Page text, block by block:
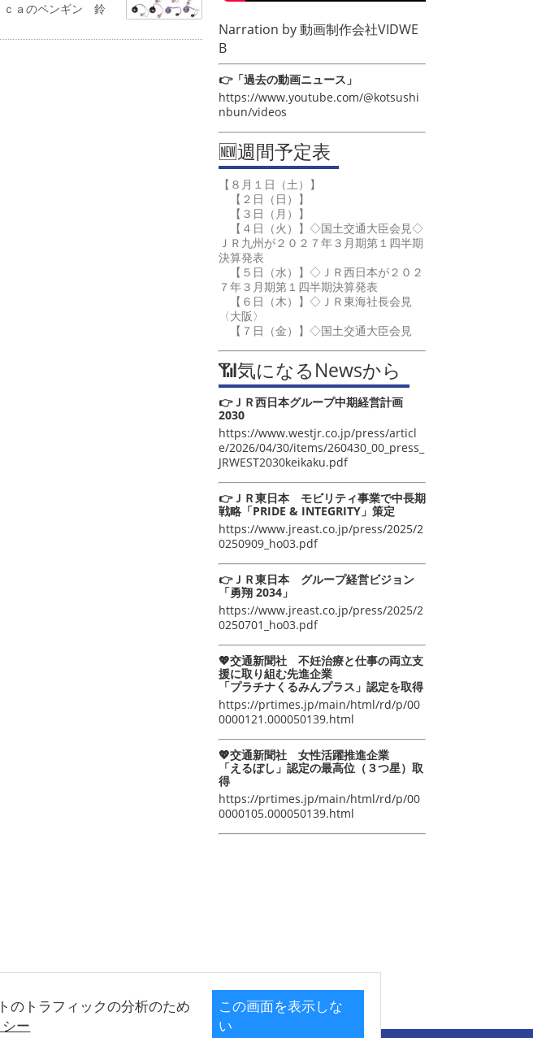
のトラフィックの分析のため
ー
この画面を表示しな
い
ｃａのペンギン 鈴
Narration by動画制作会社VIDWE
B
👉「過去の動画ニュース」
https://www.youtube.com/@kotsushi
nbun/videos
🆕週間予定表
【８月１日（土）】
【２日（日）】
【３日（月）】
【４日（火）】◇国土交通大臣会見◇
ＪＲ九州が２０２７年３月期第１四半期
決算発表
【５日（水）】◇ＪＲ西日本が２０２
７年３月期第１四半期決算発表
【６日（木）】◇ＪＲ東海社長会見
〈大阪〉
【７日（金）】◇国土交通大臣会見
📶気になるNewsから
👉ＪＲ西日本グループ中期経営計画
2030
https://www.westjr.co.jp/press/articl
e/2026/04/30/items/260430_00_press_
JRWEST2030keikaku.pdf
👉ＪＲ東日本 モビリティ事業で中長期
戦略「PRIDE & INTEGRITY」策定
https://www.jreast.co.jp/press/2025/2
0250909_ho03.pdf
👉ＪＲ東日本 グループ経営ビジョン
「勇翔 2034」
https://www.jreast.co.jp/press/2025/2
0250701_ho03.pdf
💖交通新聞社 不妊治療と仕事の両立支
援に取り組む先進企業
「プラチナくるみんプラス」認定を取得
https://prtimes.jp/main/html/rd/p/00
0000121.000050139.html
💖交通新聞社 女性活躍推進企業
「えるぼし」認定の最高位（３つ星）取
得
https://prtimes.jp/main/html/rd/p/00
0000105.000050139.html